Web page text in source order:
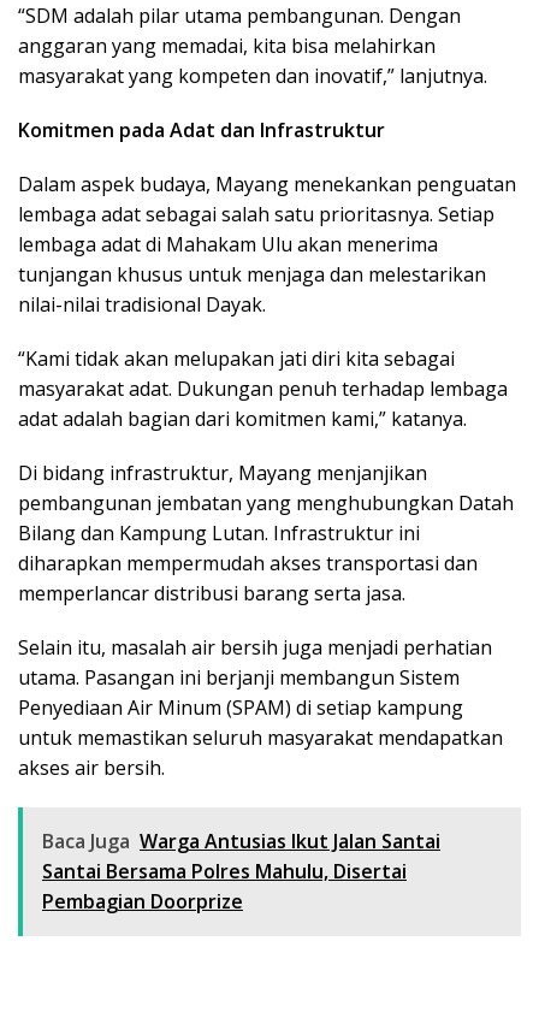
“SDM adalah pilar utama pembangunan. Dengan
anggaran yang memadai, kita bisa melahirkan
masyarakat yang kompeten dan inovatif,” lanjutnya.
Komitmen pada Adat dan Infrastruktur
Dalam aspek budaya, Mayang menekankan penguatan
lembaga adat sebagai salah satu prioritasnya. Setiap
lembaga adat di Mahakam Ulu akan menerima
tunjangan khusus untuk menjaga dan melestarikan
nilai-nilai tradisional Dayak.
“Kami tidak akan melupakan jati diri kita sebagai
masyarakat adat. Dukungan penuh terhadap lembaga
adat adalah bagian dari komitmen kami,” katanya.
Di bidang infrastruktur, Mayang menjanjikan
pembangunan jembatan yang menghubungkan Datah
Bilang dan Kampung Lutan. Infrastruktur ini
diharapkan mempermudah akses transportasi dan
memperlancar distribusi barang serta jasa.
Selain itu, masalah air bersih juga menjadi perhatian
utama. Pasangan ini berjanji membangun Sistem
Penyediaan Air Minum (SPAM) di setiap kampung
untuk memastikan seluruh masyarakat mendapatkan
akses air bersih.
Baca Juga Warga Antusias Ikut Jalan Santai
Santai Bersama Polres Mahulu, Disertai
Pembagian Doorprize